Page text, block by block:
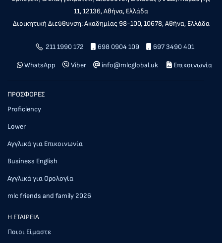
11, 12136, Αθήνα, Ελλάδα
Διοικητική Διεύθυνση: Ακαδημίας 98-100, 10678, Αθήνα, Ελλάδα
211 1990 172 698 0904 109 697 3490 401
WhatsApp Viber info@mlcglobal.uk Επικοινωνία
ΠΡΟΣΦΟΡΕΣ
Proficiency
Lower
Αγγλικά για Επικοινωνία
Business English
Αγγλικά για Ορολογία
mlc friends and family 2026
Η ΕΤΑΙΡΕΙΑ
Ποιοι Είμαστε